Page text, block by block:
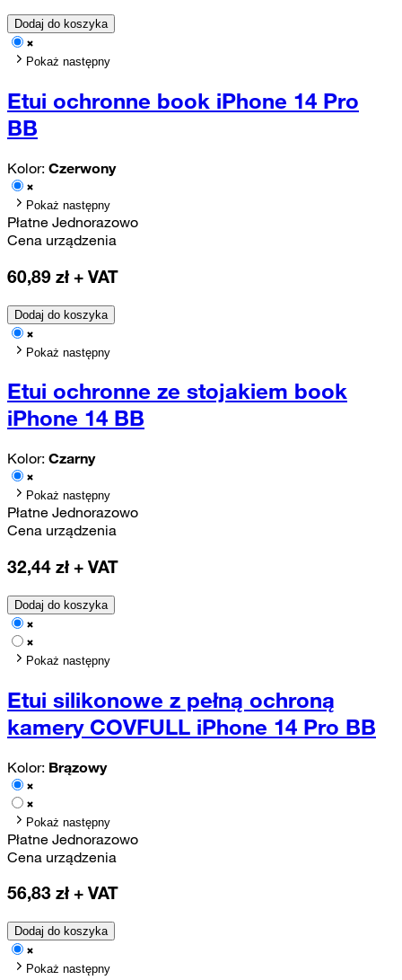
Dodaj do koszyka
Pokaż następny
Etui ochronne book iPhone 14 Pro
BB
Kolor: Czerwony
Pokaż następny
Płatne Jednorazowo
Cena urządzenia
60,89 zł + VAT
Dodaj do koszyka
Pokaż następny
Etui ochronne ze stojakiem book
iPhone 14 BB
Kolor: Czarny
Pokaż następny
Płatne Jednorazowo
Cena urządzenia
32,44 zł + VAT
Dodaj do koszyka
Pokaż następny
Etui silikonowe z pełną ochroną
kamery COVFULL iPhone 14 Pro BB
Kolor: Brązowy
Pokaż następny
Płatne Jednorazowo
Cena urządzenia
56,83 zł + VAT
Dodaj do koszyka
Pokaż następny